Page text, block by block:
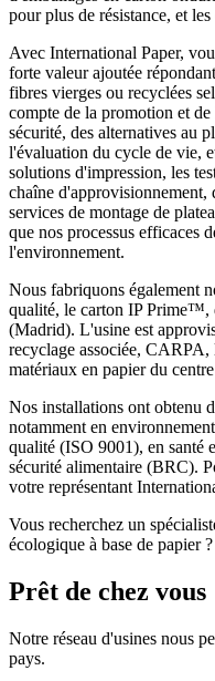
pour plus de résistance, et
Avec International Paper,
forte valeur ajoutée
fibres vierges ou recyclées
compte de la promotion et
sécurité, des alternatives au
l'évaluation du cycle de vie,
solutions d'impression, les
chaîne d'approvisionnement,
services de montage de
que nos processus efficaces
l'environnement.
Nous fabriquons également
qualité, le carton IP Prime™,
(Madrid). L'usine est
recyclage associée, CARPA,
matériaux en papier du
Nos installations ont obtenu
notamment en
qualité (ISO 9001), en santé
sécurité alimentaire (BRC).
votre représentant
Vous recherchez un
écologique à base de papier
Prêt de chez vous
Notre réseau d'usines nous
pays.